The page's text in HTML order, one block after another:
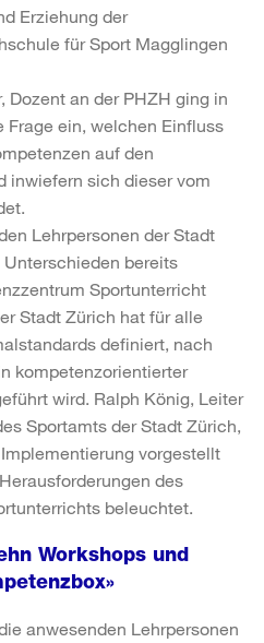
Erziehung der
für Sport Magglingen
Dozent an der PHZH ging in
Frage ein, welchen Einfluss
auf den
inwiefern sich dieser vom
Lehrpersonen der Stadt
bereits
Sportunterricht
Stadt Zürich hat für alle
definiert, nach
kompetenzorientierter
wird. Ralph König, Leiter
Sportamts der Stadt Zürich,
vorgestellt
des
beleuchtet.
Workshops und
anwesenden Lehrpersonen